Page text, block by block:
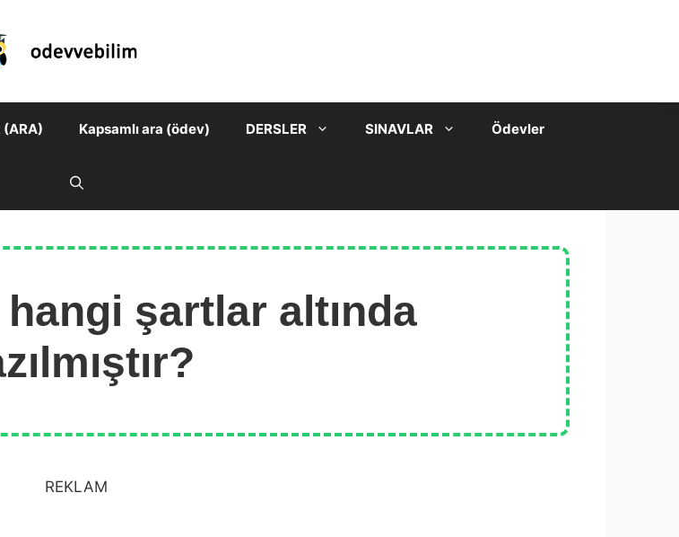
(ARA) Kapsamlı ara (ödev) DERSLER SINAVLAR Ödevler
şartlar altında
REKLAM